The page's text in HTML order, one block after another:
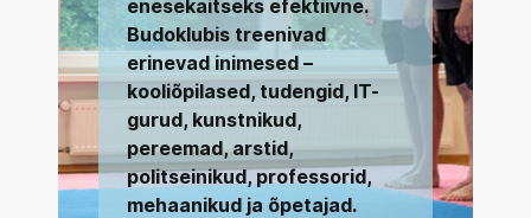
enesekaitseks efektiivne.
Budoklubis treenivad
erinevad inimesed –
kooliõpilased, tudengid, IT-
gurud, kunstnikud,
pereemad, arstid,
politseinikud, professorid,
mehaanikud ja õpetajad.